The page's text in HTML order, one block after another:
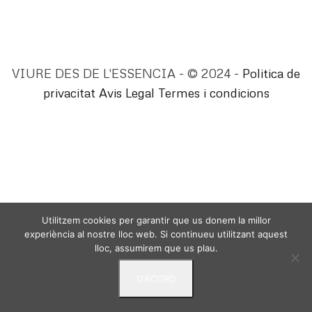
VIURE DES DE L'ESSENCIA - © 2024 - Politica de
privacitat Avis Legal Termes i condicions
Utilitzem cookies per garantir que us donem la millor
experiència al nostre lloc web. Si continueu utilitzant aquest
lloc, assumirem que us plau.